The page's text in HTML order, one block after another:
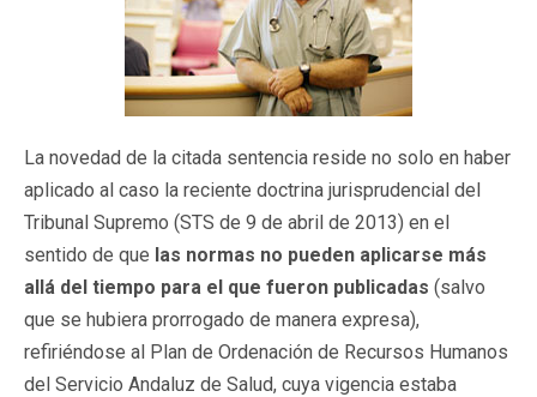
La novedad de la citada sentencia reside no solo en haber
aplicado al caso la reciente doctrina jurisprudencial del
Tribunal Supremo (STS de 9 de abril de 2013) en el
sentido de que las normas no pueden aplicarse más
allá del tiempo para el que fueron publicadas (salvo
que se hubiera prorrogado de manera expresa),
refiriéndose al Plan de Ordenación de Recursos Humanos
del Servicio Andaluz de Salud, cuya vigencia estaba